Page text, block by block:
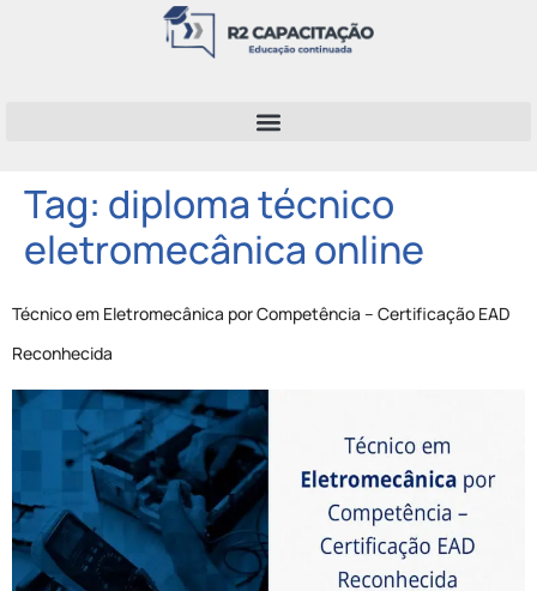
Tag: diploma técnico
eletromecânica online
Técnico em Eletromecânica por Competência – Certificação EAD
Reconhecida